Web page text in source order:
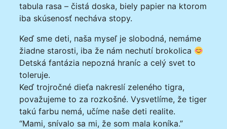
tabula rasa – čistá doska, biely papier na ktorom
iba skúsenosť necháva stopy.
Keď sme deti, naša myseľ je slobodná, nemáme
žiadne starosti, iba že nám nechutí brokolica
Detská fantázia nepozná hraníc a celý svet to
toleruje.
Keď trojročné dieťa nakreslí zeleného tigra,
považujeme to za rozkošné. Vysvetlíme, že tiger
takú farbu nemá, učíme naše deti realite.
“Mami, snívalo sa mi, že som mala koníka.”